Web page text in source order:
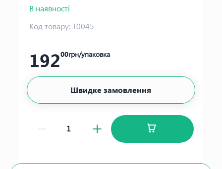
В наявності
Код товару:Т0045
19200грн/упаковка
Швидке замовлення